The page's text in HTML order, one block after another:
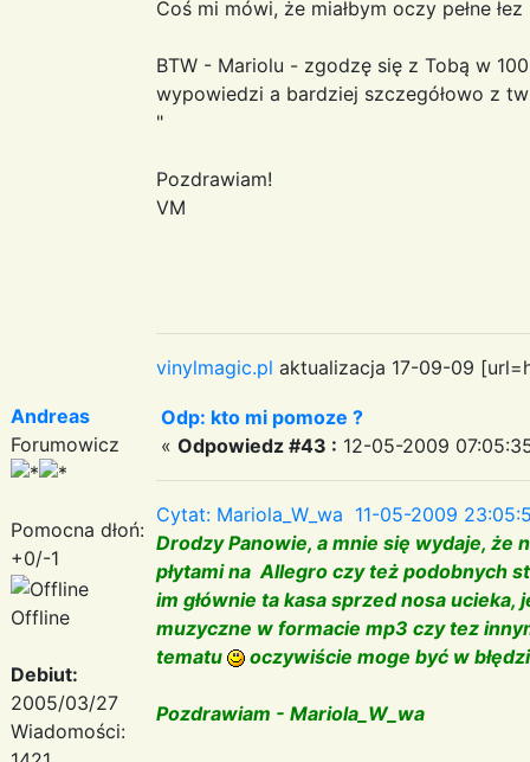
Coś mi mówi, że miałbym oczy pełne
BTW - Mariolu - zgodzę się z Tobą w
wypowiedzi a bardziej szczegółowo z
"
Pozdrawiam!
VM
vinylmagic.pl aktualizacja 17-09-09
Andreas
Forumowicz
Pomocna dłoń:
+0/-1
Offline
Debiut:
2005/03/27
Wiadomości:
Odp: kto mi pomoze ?
« Odpowiedz #43 : 12-05-2009
Cytat: Mariola_W_wa 11-05-2009
Drodzy Panowie, a mnie się wydaje, że
płytami na Allegro czy też podobnych
im głównie ta kasa sprzed nosa
muzyczne w formacie mp3 czy tez
tematu
oczywiście moge być w
Pozdrawiam - Mariola_W_wa